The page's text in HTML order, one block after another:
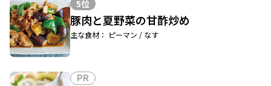
5位
豚肉と夏野菜の甘酢炒め
主な食材： ピーマン / なす
PR